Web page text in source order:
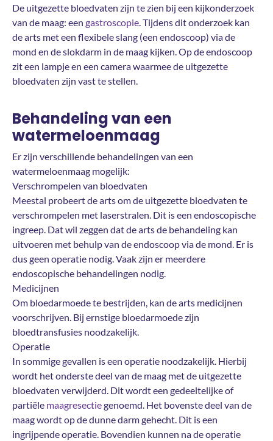
De uitgezette bloedvaten zijn te zien bij een kijkonderzoek
van de maag: een gastroscopie. Tijdens dit onderzoek kan
de arts met een flexibele slang (een endoscoop) via de
mond en de slokdarm in de maag kijken. Op de endoscoop
zit een lampje en een camera waarmee de uitgezette
bloedvaten zijn vast te stellen.
Behandeling van een
watermeloenmaag
Er zijn verschillende behandelingen van een
watermeloenmaag mogelijk:
Verschrompelen van bloedvaten
Meestal probeert de arts om de uitgezette bloedvaten te
verschrompelen met laserstralen. Dit is een endoscopische
ingreep. Dat wil zeggen dat de arts de behandeling kan
uitvoeren met behulp van de endoscoop via de mond. Er is
dus geen operatie nodig. Vaak zijn er meerdere
endoscopische behandelingen nodig.
Medicijnen
Om bloedarmoede te bestrijden, kan de arts medicijnen
voorschrijven. Bij ernstige bloedarmoede zijn
bloedtransfusies noodzakelijk.
Operatie
In sommige gevallen is een operatie noodzakelijk. Hierbij
wordt het onderste deel van de maag met de uitgezette
bloedvaten verwijderd. Dit wordt een gedeeltelijke of
partiële maagresectiegenoemd. Het bovenste deel van de
maag wordt op de dunne darm gehecht. Dit is een
ingrijpende operatie. Bovendien kunnen na de operatie